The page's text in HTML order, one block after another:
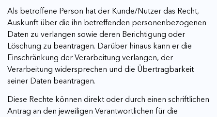
Als betroffene Person hat der Kunde/Nutzer das Recht,
Auskunft über die ihn betreffenden personenbezogenen
Daten zu verlangen sowie deren Berichtigung oder
Löschung zu beantragen. Darüber hinaus kann er die
Einschränkung der Verarbeitung verlangen, der
Verarbeitung widersprechen und die Übertragbarkeit
seiner Daten beantragen.
Diese Rechte können direkt oder durch einen schriftlichen
Antrag an den jeweiligen Verantwortlichen für die